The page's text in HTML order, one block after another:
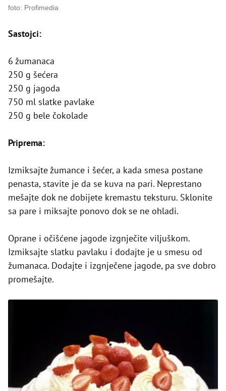
foto: Profimedia
Sastojci:
6 žumanaca
250 g šećera
250 g jagoda
750 ml slatke pavlake
250 g bele čokolade
Priprema:
Izmiksajte žumance i šećer, a kada smesa postane
penasta, stavite je da se kuva na pari. Neprestano
mešajte dok ne dobijete kremastu teksturu. Sklonite
sa pare i miksajte ponovo dok se ne ohladi.
Oprane i očišćene jagode izgnječite viljuškom.
Izmiksajte slatku pavlaku i dodajte je u smesu od
žumanaca. Dodajte i izgnječene jagode, pa sve dobro
promešajte.